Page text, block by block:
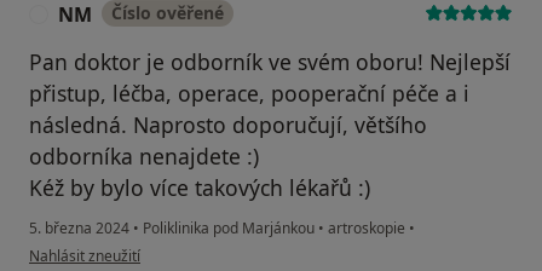
NM Číslo ověřené
Pan doktor je odborník ve svém oboru! Nejlepší
přistup, léčba, operace, pooperační péče a i
následná. Naprosto doporučují, většího
odborníka nenajdete :)
Kéž by bylo více takových lékařů :)
5. března 2024 • Poliklinika pod Marjánkou • artroskopie •
podle názoru uživatele NM
Nahlásit zneužití